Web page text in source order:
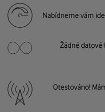
Nabídneme vám
Žádné datové
Otestováno!